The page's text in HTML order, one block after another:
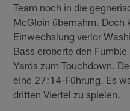
Team noch in die
McGloin übernahm. Doch
Einwechslung verlor
Bass eroberte den
Yards zum Touchdown.
eine 27:14-Führung. Es
dritten Viertel zu spielen.